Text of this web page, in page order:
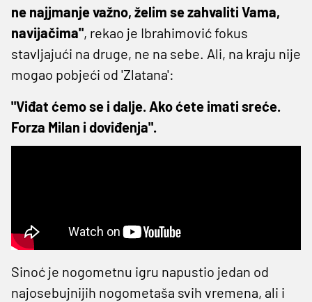
ne najjmanje važno, želim se zahvaliti Vama,
navijačima", rekao je Ibrahimović fokus
stavljajući na druge, ne na sebe. Ali, na kraju nije
mogao pobjeći od 'Zlatana':
"Viđat ćemo se i dalje. Ako ćete imati sreće.
Forza Milan i doviđenja".
Sinoć je nogometnu igru napustio jedan od
najosebujnijih nogometaša svih vremena, ali i